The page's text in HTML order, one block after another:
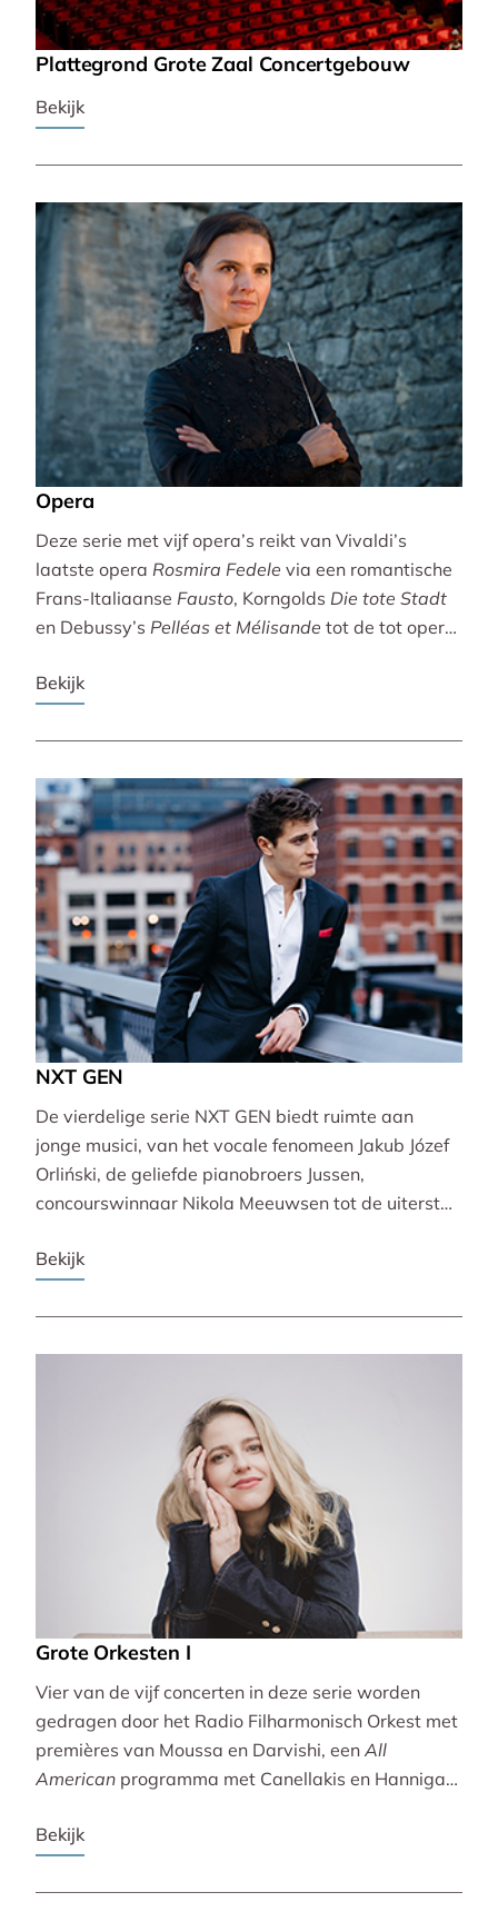
Plattegrond Grote Zaal Concertgebouw
Bekijk
Opera
Deze serie met vijf opera’s reikt van Vivaldi’s
laatste opera Rosmira Fedele via een romantische
Frans-Italiaanse Fausto, Korngolds Die tote Stadt
en Debussy’s Pelléas et Mélisande tot de tot opera
Vivaldi wordt gebracht door de Accademia
opera’s tekenen het Radio Filharmonisch Orkest en
Bekijk
NXT GEN
De vierdelige serie NXT GEN biedt ruimte aan
jonge musici, van het vocale fenomeen Jakub Józef
Orliński, de geliefde pianobroers Jussen,
concourswinnaar Nikola Meeuwsen tot de uiterst
programma’s van barok tot wereldpremière.
Bekijk
Grote Orkesten I
Vier van de vijf concerten in deze serie worden
gedragen door het Radio Filharmonisch Orkest met
premières van Moussa en Darvishi, een All
American programma met Canellakis en Hannigan
Amerikaans slagwerk.
Bekijk